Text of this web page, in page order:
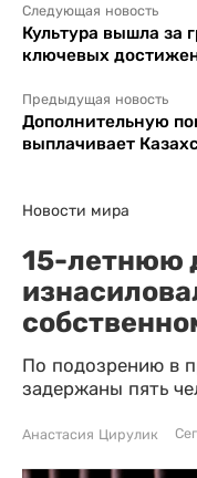
Следующая новость
Культура вышла за
ключевых
Предыдущая новость
Дополнительную
выплачивает
Новости мира
15-летнюю
По подозрению в
задержаны пять
Анастасия Цирулик